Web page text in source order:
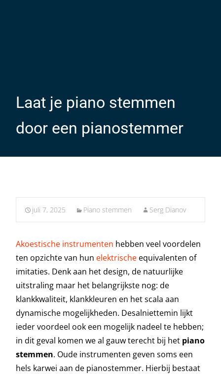
Laat je piano stemmen
door een pianostemmer
juli 7, 2025 Piano stemmen Serg Dianov
Akoestische instrumenten hebben veel voordelen
ten opzichte van hun elektrische equivalenten of
imitaties. Denk aan het design, de natuurlijke
uitstraling maar het belangrijkste nog: de
klankkwaliteit, klankkleuren en het scala aan
dynamische mogelijkheden. Desalniettemin lijkt
ieder voordeel ook een mogelijk nadeel te hebben;
in dit geval komen we al gauw terecht bij het piano
stemmen. Oude instrumenten geven soms een
hels karwei aan de pianostemmer. Hierbij bestaat